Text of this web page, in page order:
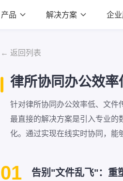
产品  解决方案  企
← 返回列表
律所协同办公效
针对律所协同办公效率低、文件
最直接的解决方案是引入专业的
化。通过实现在线实时协同，能
01 告别"文件乱飞"：重